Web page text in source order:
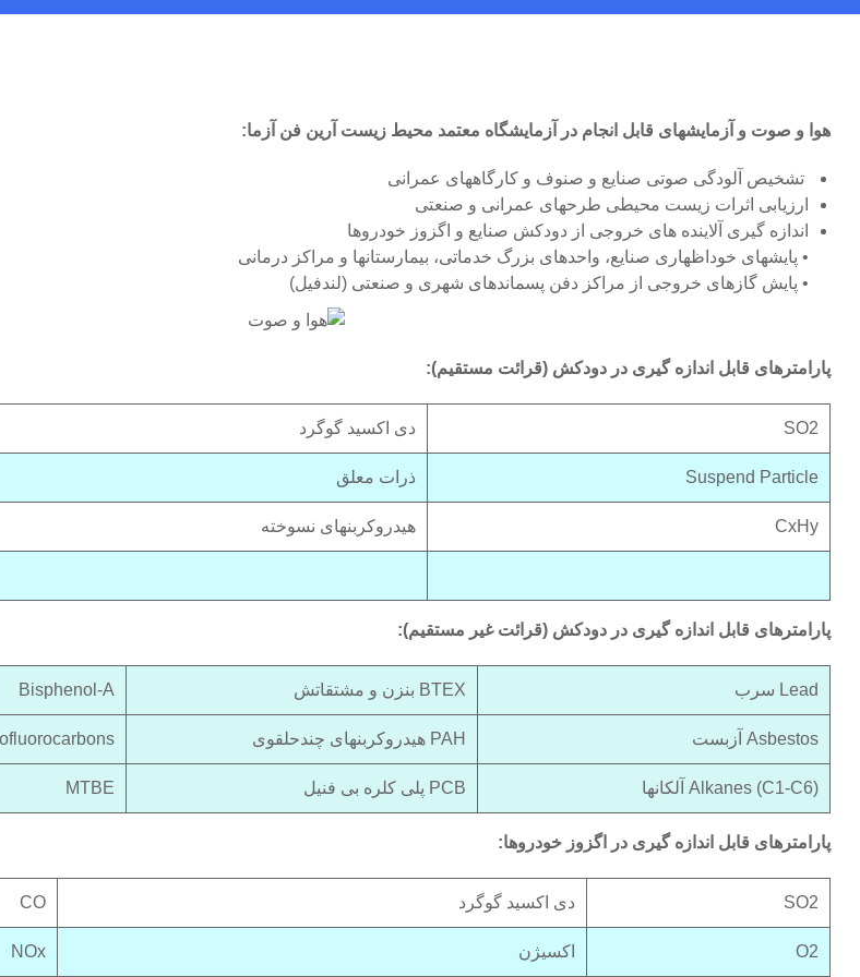
هوا و صوت و آزمایشهای قابل انجام در آزمایشگاه معتمد محیط زیست آرین فن آزما:
تشخیص آلودگی صوتی صنایع و صنوف و کارگاههای عمرانی
ارزیابی اثرات زیست محیطی طرحهای عمرانی و صنعتی
اندازه گیری آلاینده های خروجی از دودکش صنایع و اگزوز خودروها
• پایشهای خوداظهاری صنایع، واحدهای بزرگ خدماتی، بیمارستانها و مراکز درمانی
• پایش گازهای خروجی از مراکز دفن پسماندهای شهری و صنعتی (لندفیل)
پارامترهای قابل اندازه گیری در دودکش (قرائت مستقیم):
SO2 دی اکسید گوگرد
Suspend Particle ذرات معلق
CxHy هیدروکربنهای نسوخته
پارامترهای قابل اندازه گیری در دودکش (قرائت غیر مستقیم):
Lead سرب BTEX بنزن و مشتقاتش Bisphenol-A
Asbestos آزبست PAH هیدروکربنهای چندحلقوی
Alkanes (C1-C6) آلکانها PCB پلی کلره بی فنیل MTBE
پارامترهای قابل اندازه گیری در اگزوز خودروها:
SO2 دی اکسید گوگرد CO
O2 اکسیژن NOx